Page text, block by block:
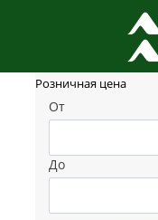
Фильтр товаров
Розничная цена
От
До